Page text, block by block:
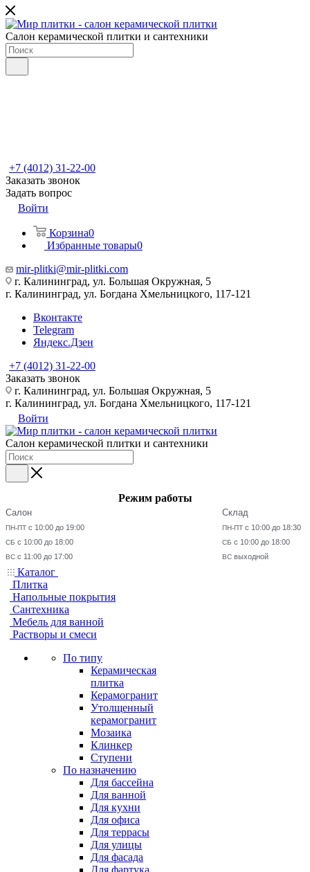
Салон керамической плитки и сантехники
+7 (4012) 31-22-00
Заказать звонок
Задать вопрос
Войти
Корзина0
Избранные товары0
mir-plitki@mir-plitki.com
г. Калининград, ул. Большая Окружная, 5
г. Калининград, ул. Богдана Хмельницкого, 117-121
Вконтакте
Telegram
Яндекс.Дзен
+7 (4012) 31-22-00
Заказать звонок
г. Калининград, ул. Большая Окружная, 5
г. Калининград, ул. Богдана Хмельницкого, 117-121
Войти
Салон керамической плитки и сантехники
Режим работы
Салон
ПН-ПТ с 10:00 до 19:00
СБ с 10:00 до 18:00
ВС с 11:00 до 17:00
Склад
ПН-ПТ с 10:00 до 18:30
СБ с 10:00 до 18:00
ВС выходной
Каталог
Плитка
Напольные покрытия
Сантехника
Мебель для ванной
Растворы и смеси
По типу
Керамическая
плитка
Керамогранит
Утолщенный
керамогранит
Мозаика
Клинкер
Ступени
По назначению
Для бассейна
Для ванной
Для кухни
Для офиса
Для террасы
Для улицы
Для фасада
Для фартука